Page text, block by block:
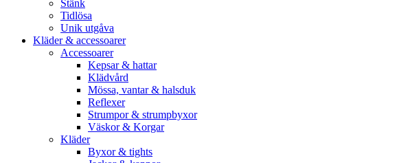
Stänk
Tidlösa
Unik utgåva
Kläder & accessoarer
Accessoarer
Kepsar & hattar
Klädvård
Mössa, vantar & halsduk
Reflexer
Strumpor & strumpbyxor
Väskor & Korgar
Kläder
Byxor & tights